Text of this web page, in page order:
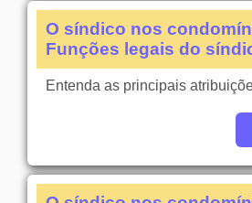
O síndico nos
Funções legais do
Entenda as principais